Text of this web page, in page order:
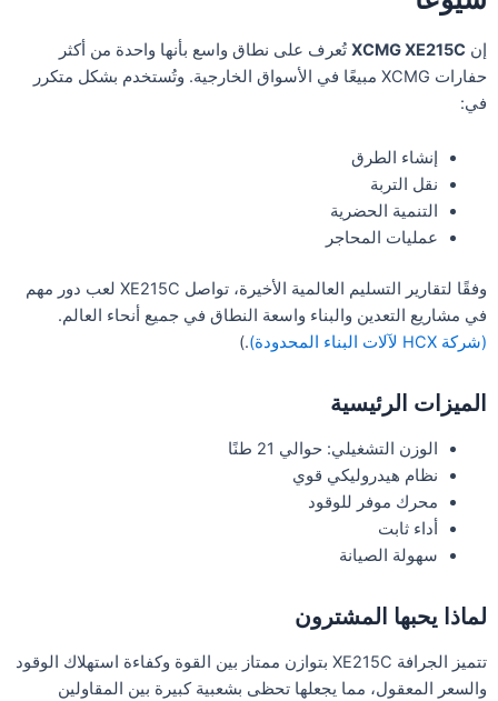
إن XCMG XE215C تُعرف على نطاق واسع بأنها واحدة من أكثر
حفارات XCMG مبيعًا في الأسواق الخارجية. وتُستخدم بشكل متكرر
في:
إنشاء الطرق
نقل التربة
التنمية الحضرية
عمليات المحاجر
وفقًا لتقارير التسليم العالمية الأخيرة، تواصل XE215C لعب دور مهم
في مشاريع التعدين والبناء واسعة النطاق في جميع أنحاء العالم.
(شركة HCX لآلات البناء المحدودة)
.)
الميزات الرئيسية
الوزن التشغيلي: حوالي 21 طنًا
نظام هيدروليكي قوي
محرك موفر للوقود
أداء ثابت
سهولة الصيانة
لماذا يحبها المشترون
تتميز الجرافة XE215C بتوازن ممتاز بين القوة وكفاءة استهلاك الوقود
والسعر المعقول، مما يجعلها تحظى بشعبية كبيرة بين المقاولين